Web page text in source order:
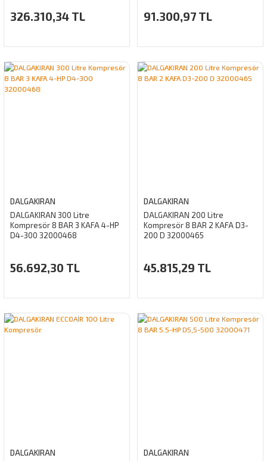
326.310,34 TL 91.300,97 TL
DALGAKIRAN
DALGAKIRAN 300 Litre
Kompresör 8 BAR 3 KAFA 4-HP
D4-300 32000468
56.692,30 TL
DALGAKIRAN
DALGAKIRAN 200 Litre
Kompresör 8 BAR 2 KAFA D3-
200 D 32000465
45.815,29 TL
DALGAKIRAN
DALGAKIRAN